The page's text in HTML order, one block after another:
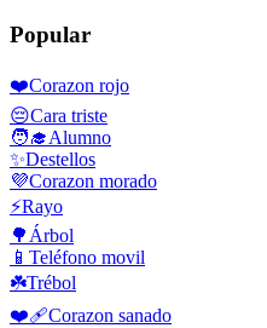
Popular
❤️Corazon rojo
😔Cara triste
🧑‍🎓Alumno
✨Destellos
💜Corazon morado
⚡Rayo
🌳 Árbol
📱 Teléfono movil
☘️Trébol
❤️‍🩹Corazon sanado